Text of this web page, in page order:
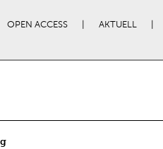
OPEN ACCESS AKTUELL